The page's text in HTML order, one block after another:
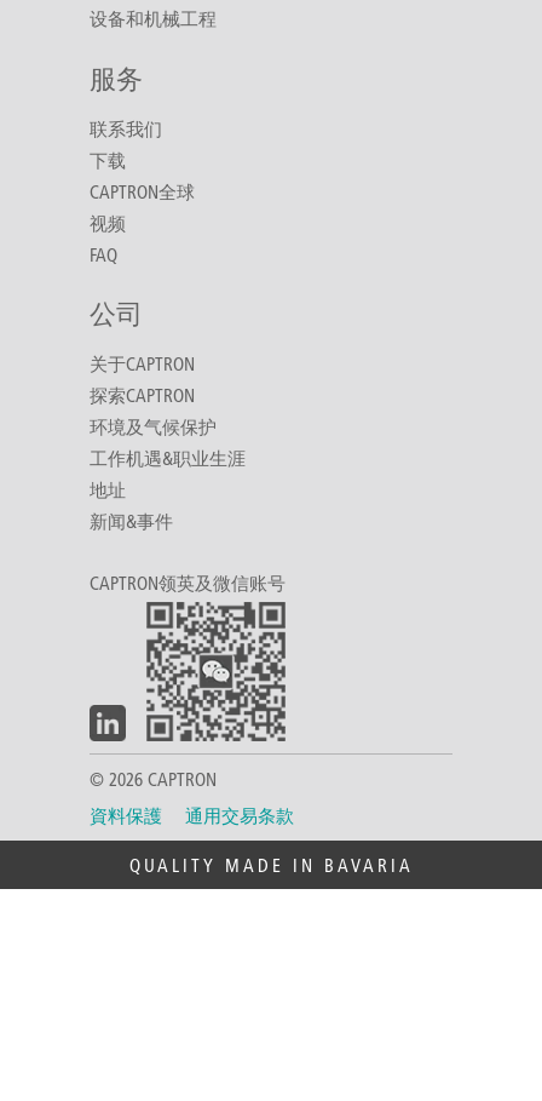
设备和机械工程
服务
联系我们
下载
CAPTRON全球
视频
FAQ
公司
关于CAPTRON
探索CAPTRON
环境及气候保护
工作机遇&职业生涯
地址
新闻&事件
CAPTRON领英及微信账号
© 2026 CAPTRON
資料保護
通用交易条款
QUALITY MADE IN BAVARIA